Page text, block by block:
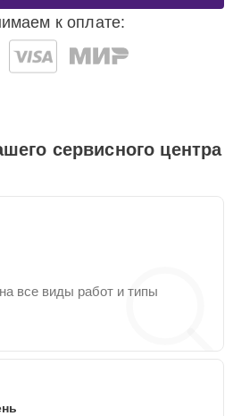
к оплате:
сервисного центра
все виды работ и типы